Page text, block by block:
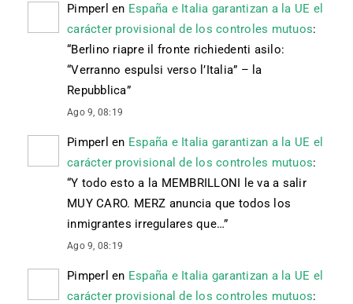
Pimperl en España e Italia garantizan a la UE el
carácter provisional de los controles mutuos:
“Berlino riapre il fronte richiedenti asilo:
“Verranno espulsi verso l’Italia” – la
Repubblica”
Ago 9, 08:19
Pimperl en España e Italia garantizan a la UE el
carácter provisional de los controles mutuos:
“Y todo esto a la MEMBRILLONI le va a salir
MUY CARO. MERZ anuncia que todos los
inmigrantes irregulares que…”
Ago 9, 08:19
Pimperl en España e Italia garantizan a la UE el
carácter provisional de los controles mutuos: